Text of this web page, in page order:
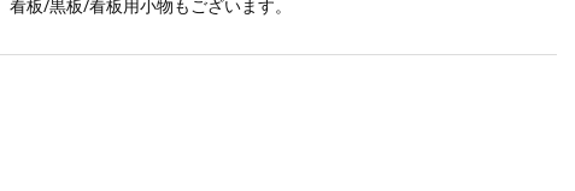
看板/黒板/看板用小物もございます。